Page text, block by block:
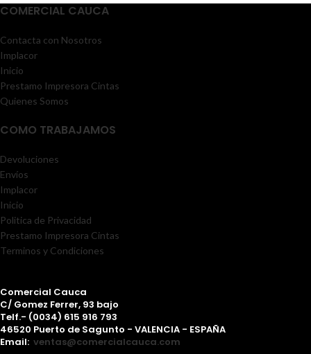
COMERCIAL CAUCA
Contacta con Nosotros
Implacor
Inicio
Prestamo Impresora Cintas
Quienes Somos
COMO TRABAJAMOS
Devoluciones
Envíos
Implacor
Inicio
Politica de Privacidad
Prestamo Impresora Cintas
Terminos y Condiciones
Comercial Cauca
C/ Gomez Ferrer, 93 bajo
Telf.- (0034) 615 916 793
46520 Puerto de Sagunto - VALENCIA - ESPAÑA
Email: ventas@comercialcauca.com